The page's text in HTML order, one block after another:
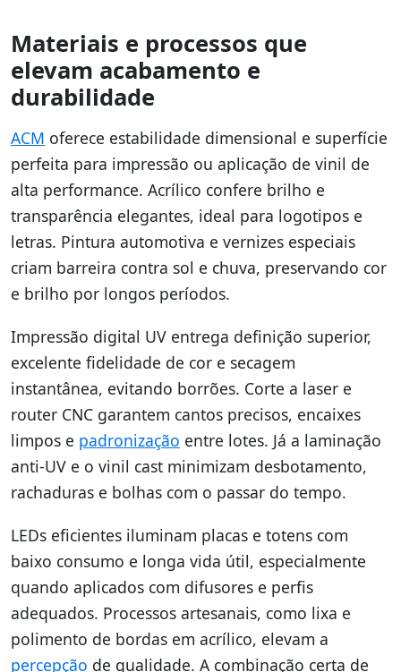
Materiais e processos que
elevam acabamento e
durabilidade
ACM oferece estabilidade dimensional e superfície
perfeita para impressão ou aplicação de vinil de
alta performance. Acrílico confere brilho e
transparência elegantes, ideal para logotipos e
letras. Pintura automotiva e vernizes especiais
criam barreira contra sol e chuva, preservando cor
e brilho por longos períodos.
Impressão digital UV entrega definição superior,
excelente fidelidade de cor e secagem
instantânea, evitando borrões. Corte a laser e
router CNC garantem cantos precisos, encaixes
limpos e padronização entre lotes. Já a laminação
anti-UV e o vinil cast minimizam desbotamento,
rachaduras e bolhas com o passar do tempo.
LEDs eficientes iluminam placas e totens com
baixo consumo e longa vida útil, especialmente
quando aplicados com difusores e perfis
adequados. Processos artesanais, como lixa e
polimento de bordas em acrílico, elevam a
percepção de qualidade. A combinação certa de